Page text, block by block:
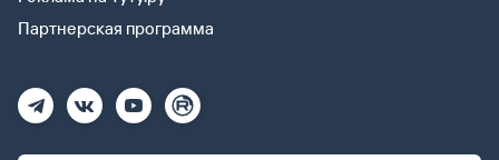
Партнерская программа